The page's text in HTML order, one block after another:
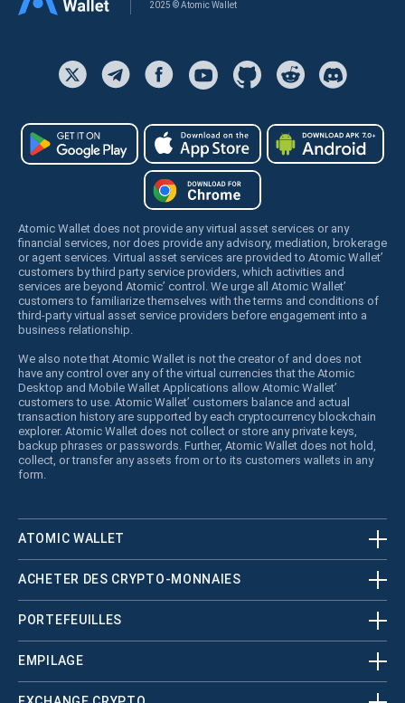
2025 © Atomic Wallet
Atomic Wallet does not provide any virtual asset services or any
financial services, nor does provide any advisory, mediation, brokerage
or agent services. Virtual asset services are provided to Atomic Wallet’
customers by third party service providers, which activities and
services are beyond Atomic’ control. We urge all Atomic Wallet’
customers to familiarize themselves with the terms and conditions of
third-party virtual asset service providers before engagement into a
business relationship.
We also note that Atomic Wallet is not the creator of and does not
have any control over any of the virtual currencies that the Atomic
Desktop and Mobile Wallet Applications allow Atomic Wallet’
customers to use. Atomic Wallet’ customers balance and actual
transaction history are supported by each cryptocurrency blockchain
explorer. Atomic Wallet does not collect or store any private keys,
backup phrases or passwords. Further, Atomic Wallet does not hold,
collect, or transfer any assets from or to its customers wallets in any
form.
ATOMIC WALLET
ACHETER DES CRYPTO-MONNAIES
PORTEFEUILLES
EMPILAGE